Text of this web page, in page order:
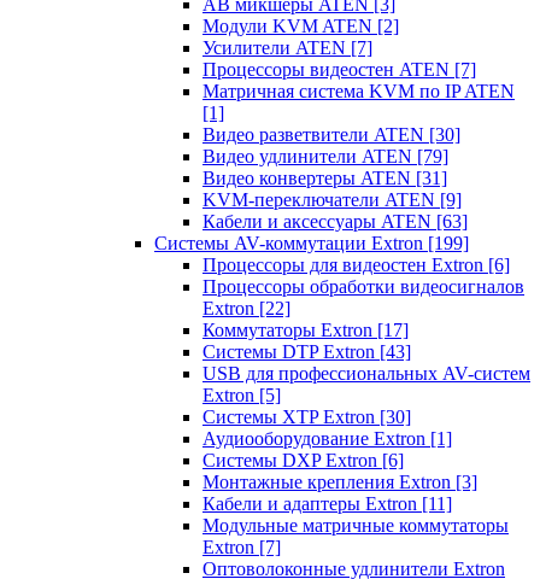
АВ микшеры ATEN [3]
Модули KVM ATEN [2]
Усилители ATEN [7]
Процессоры видеостен ATEN [7]
Матричная система KVM по IP ATEN
[1]
Видео разветвители ATEN [30]
Видео удлинители ATEN [79]
Видео конвертеры ATEN [31]
KVM-переключатели ATEN [9]
Кабели и аксессуары ATEN [63]
Системы AV-коммутации Extron [199]
Процессоры для видеостен Extron [6]
Процессоры обработки видеосигналов
Extron [22]
Коммутаторы Extron [17]
Системы DTP Extron [43]
USB для профессиональных AV-систем
Extron [5]
Системы XTP Extron [30]
Аудиооборудование Extron [1]
Системы DXP Extron [6]
Монтажные крепления Extron [3]
Кабели и адаптеры Extron [11]
Модульные матричные коммутаторы
Extron [7]
Оптоволоконные удлинители Extron